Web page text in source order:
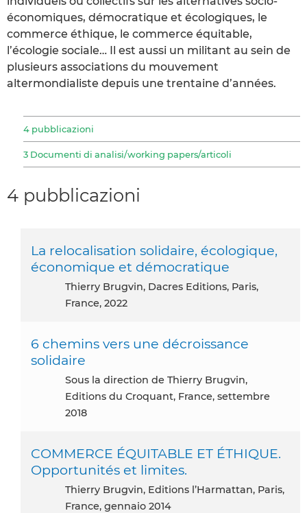
économiques, démocratique et écologiques, le
commerce éthique, le commerce équitable,
l’écologie sociale… Il est aussi un militant au sein de
plusieurs associations du mouvement
altermondialiste depuis une trentaine d’années.
4 pubblicazioni
3 Documenti di analisi/working papers/articoli
4 pubblicazioni
La relocalisation solidaire, écologique,
économique et démocratique
Thierry Brugvin, Dacres Editions, Paris,
France, 2022
6 chemins vers une décroissance
solidaire
Sous la direction de Thierry Brugvin,
Editions du Croquant, France, settembre
2018
COMMERCE ÉQUITABLE ET ÉTHIQUE.
Opportunités et limites.
Thierry Brugvin, Editions l’Harmattan, Paris,
France, gennaio 2014